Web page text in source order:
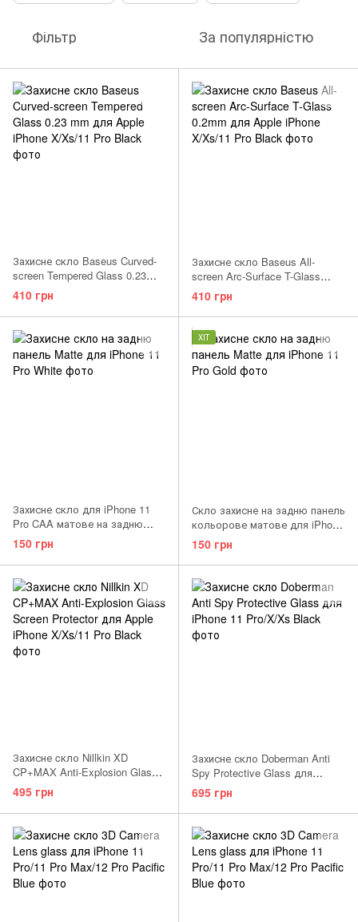
Фільтр За популярністю
Захисне скло Baseus Curved-
screen Tempered Glass 0.23
mm для Apple iPhone X/Xs/11
Pro Black
410 грн
Захисне скло Baseus All-
screen Arc-Surface T-Glass
0.2mm для Apple iPhone 11
Pro/XS/X Black
410 грн
Захисне скло для iPhone 11
Pro CAA матове на задню
панель біле White
150 грн
ХІТ
Скло захисне на задню панель
кольорове матове для iPhone
11 Pro Gold
150 грн
Захисне cкло Nillkin XD
CP+MAX Anti-Explosion Glass
Screen Protector для Apple
iPhone X/Xs/11 Pro Black
495 грн
Захисне скло Doberman Anti
Spy Protective Glass для
iPhone X/XS/11 Pro
695 грн